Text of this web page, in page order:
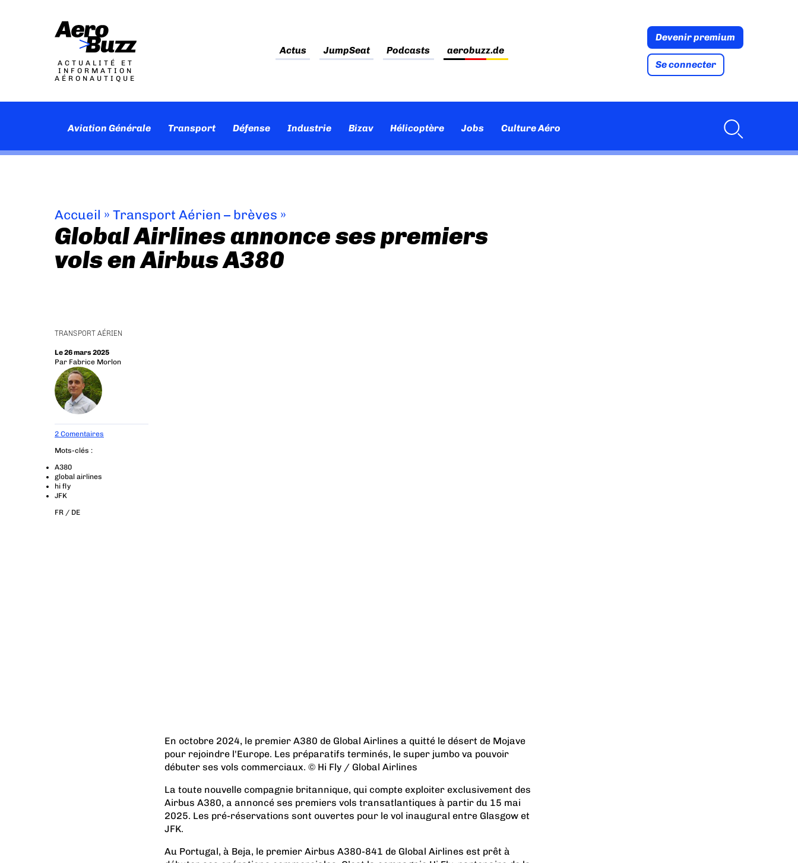
ACTUALITÉ ET
INFORMATION
AÉRONAUTIQUE
Actus JumpSeat Podcasts aerobuzz.de
Devenir premium
Se connecter
Aviation Générale Transport Défense Industrie Bizav Hélicoptère Jobs Culture Aéro
Accueil » Transport Aérien – brèves »
Global Airlines annonce ses premiers
vols en Airbus A380
TRANSPORT AÉRIEN
Le 26 mars 2025
Par Fabrice Morlon
2 Comentaires
Mots-clés :
A380
global airlines
hi fly
JFK
FR / DE
En octobre 2024, le premier A380 de Global Airlines a quitté le désert de Mojave
pour rejoindre l'Europe. Les préparatifs terminés, le super jumbo va pouvoir
débuter ses vols commerciaux. © Hi Fly / Global Airlines
La toute nouvelle compagnie britannique, qui compte exploiter exclusivement des
Airbus A380, a annoncé ses premiers vols transatlantiques à partir du 15 mai
2025. Les pré-réservations sont ouvertes pour le vol inaugural entre Glasgow et
JFK.
Au Portugal, à Beja, le premier Airbus A380-841 de Global Airlines est prêt à